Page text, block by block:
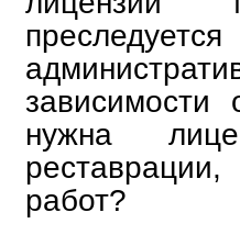
зависимости
нужна
работ?